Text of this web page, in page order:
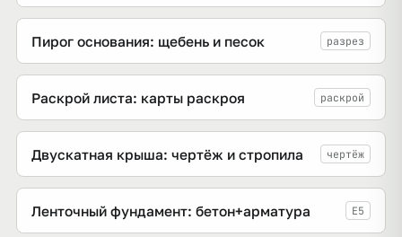
Пирог основания: щебень и песок разрез
Раскрой листа: карты раскроя раскрой
Двускатная крыша: чертёж и стропила чертёж
Ленточный фундамент: бетон+арматура E5